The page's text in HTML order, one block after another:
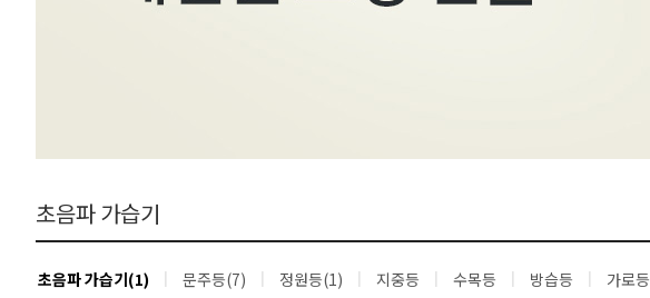
초음파 가습기
초음파 가습기(1) 문주등(7) 정원등(1) 지중등 수목등 방습등 가로등